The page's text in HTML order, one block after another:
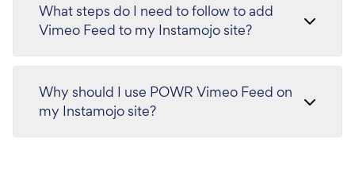
What steps do I need to follow to add
Vimeo Feed to my Instamojo site?
Why should I use POWR Vimeo Feed on
my Instamojo site?